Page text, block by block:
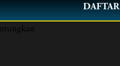
DAFTAR